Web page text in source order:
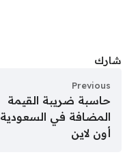
شارك
Previous
حاسبة ضريبة القيمة
المضافة في السعودية
أون لاين